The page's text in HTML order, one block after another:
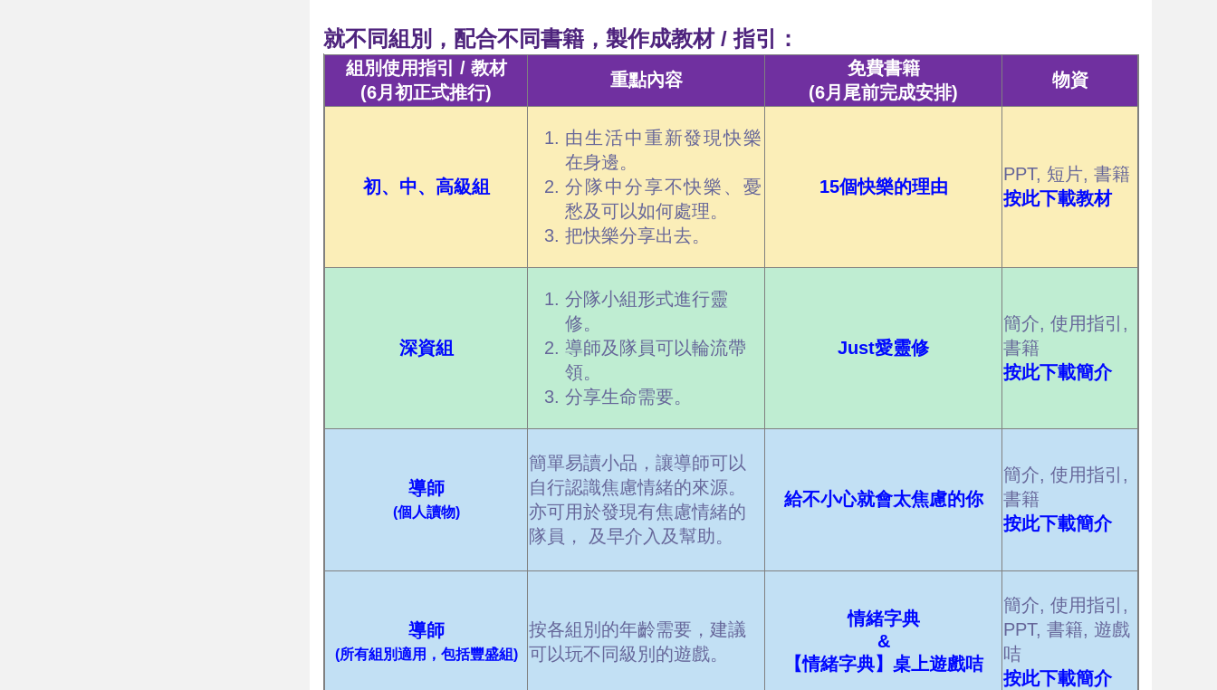
就不同組別，配合不同書籍，製作成教材 / 指引：
組別使用指引 / 教材
(6月初正式推行)
重點內容
免費書籍
(6月尾前完成安排)
物資
初、中、高級組
由生活中重新發現快樂
在身邊。
分隊中分享不快樂、憂
愁及可以如何處理。
把快樂分享出去。
15個快樂的理由
PPT, 短片, 書籍
按此下載教材
深資組
分隊小組形式進行靈
修。
導師及隊員可以輪流帶
領。
分享生命需要。
Just愛靈修
簡介, 使用指引,
書籍
按此下載簡介
導師
(個人讀物)
簡單易讀小品，讓導師可以
自行認識焦慮情緒的來源。
亦可用於發現有焦慮情緒的
隊員， 及早介入及幫助。
給不小心就會太焦慮的你
簡介, 使用指引,
書籍
按此下載簡介
導師
(所有組別適用，包括豐盛組)
按各組別的年齡需要，建議
可以玩不同級別的遊戲。
情緒字典
&
【情緒字典】桌上遊戲咭
簡介, 使用指引,
PPT, 書籍, 遊戲
咭
按此下載簡介